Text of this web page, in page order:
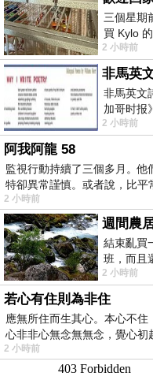
三個星期
買 Kylo
顧都會去
2 小時前
非馬英
非馬英文
加哥时报
2 小時前
阿我阿龍 58
監視行動持續了三個多月。
特卻異常謹慎。或者說，比
2 小時前
結束亂買
班，而且
花不少錢
2 小時前
若心有住則為非住
應無所住而生其心。本心不
心非非心無念無無念，覺心
2 小時前